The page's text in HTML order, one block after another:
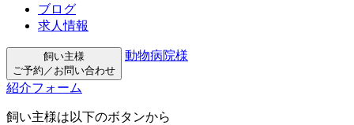
ブログ
求人情報
飼い主様
ご予約／お問い合わせ
動物病院様
紹介フォーム
飼い主様は以下のボタンから